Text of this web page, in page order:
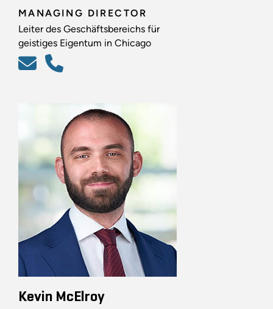
MANAGING DIRECTOR
Leiter des Geschäftsbereichs für
geistiges Eigentum in Chicago
Kevin McElroy